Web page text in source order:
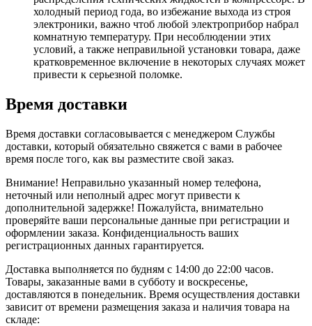
холодный период года, во избежание выхода из строя
электроники, важно чтоб любой электроприбор набрал
комнатную температуру. При несоблюдении этих
условий, а также неправильной установки товара, даже
кратковременное включение в некоторых случаях может
привести к серьезной поломке.
Время доставки
Время доставки согласовывается с менеджером Службы
доставки, который обязательно свяжется с вами в рабочее
время после того, как вы разместите свой заказ.
Внимание! Неправильно указанный номер телефона,
неточный или неполный адрес могут привести к
дополнительной задержке! Пожалуйста, внимательно
проверяйте ваши персональные данные при регистрации и
оформлении заказа. Конфиденциальность ваших
регистрационных данных гарантируется.
Доставка выполняется по будням с 14:00 до 22:00 часов.
Товары, заказанные вами в субботу и воскресенье,
доставляются в понедельник. Время осуществления доставки
зависит от времени размещения заказа и наличия товара на
складе: